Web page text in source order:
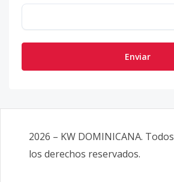
Enviar
2026 – KW DOMINICANA. Todos
los derechos reservados.